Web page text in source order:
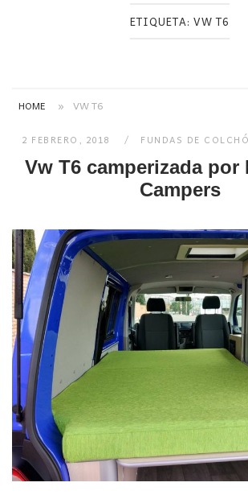
ETIQUETA: VW T6
HOME » VW T6
2 FEBRERO, 2018 FUNDAS DE
Vw T6 camperizada por
Campers